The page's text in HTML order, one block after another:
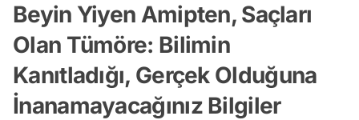
Beyin Yiyen Amipten, Saçları
Olan Tümöre: Bilimin
Kanıtladığı, Gerçek Olduğuna
İnanamayacağınız Bilgiler